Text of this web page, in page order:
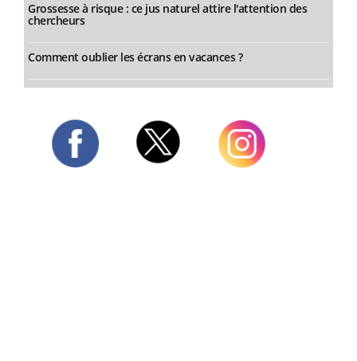
Grossesse à risque : ce jus naturel attire l'attention des
chercheurs
Comment oublier les écrans en vacances ?